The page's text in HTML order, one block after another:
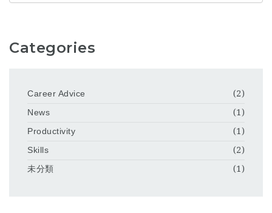
Categories
Career Advice
(2)
News
(1)
Productivity
(1)
Skills
(2)
未分類
(1)